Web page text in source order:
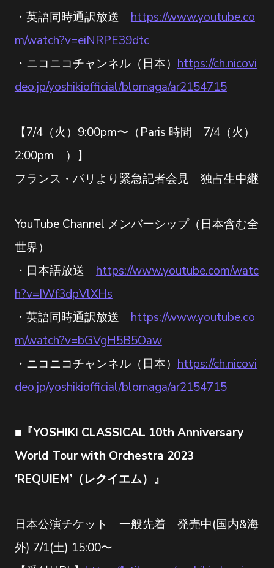
・英語同時通訳放送https://www.youtube.co
m/watch?v=eiNRPE39dtc
・ニコニコチャンネル（日本）https://ch.nicovi
deo.jp/yoshikiofficial/blomaga/ar2154715
【7/4（火）9:00pm〜（Paris 時間 7/4（火）
2:00pm ）】
フランス・パリより緊急記者会見 独占生中継
YouTube Channel メンバーシップ（日本含む全
世界）
・日本語放送 https://www.youtube.com/watc
h?v=IWf3dpVlXHs
・英語同時通訳放送 https://www.youtube.co
m/watch?v=bGVgH5B5Oaw
・ニコニコチャンネル（日本） https://ch.nicovi
deo.jp/yoshikiofficial/blomaga/ar2154715
■『YOSHIKI CLASSICAL 10th Anniversary
World Tour with Orchestra 2023
‘REQUIEM’（レクイエム）』
日本公演チケット 一般先着 発売中(国内&海
外) 7/1(土) 15:00〜